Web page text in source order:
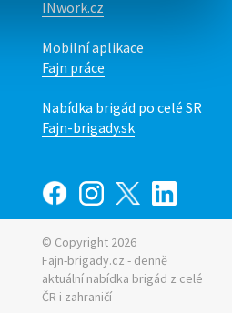
INwork.cz
Mobilní aplikace
Fajn práce
Nabídka brigád po celé SR
Fajn-brigady.sk
© Copyright 2026
Fajn-brigady.cz - denně
aktuální nabídka brigád z celé
ČR i zahraničí